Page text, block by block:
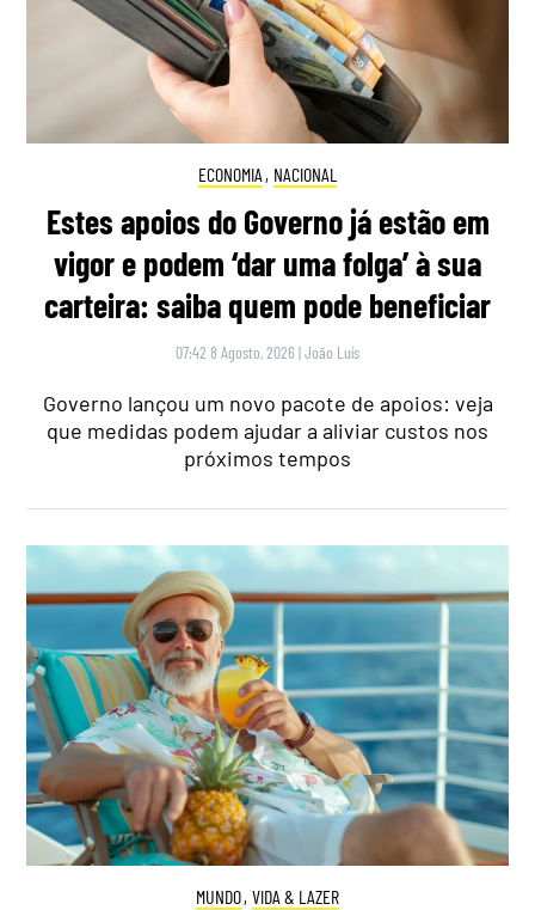
ECONOMIA , NACIONAL
Estes apoios do Governo já estão em
vigor e podem ‘dar uma folga’ à sua
carteira: saiba quem pode beneficiar
07:42 8 Agosto, 2026 |João Luís
Governo lançou um novo pacote de apoios: veja
que medidas podem ajudar a aliviar custos nos
próximos tempos
MUNDO, VIDA & LAZER